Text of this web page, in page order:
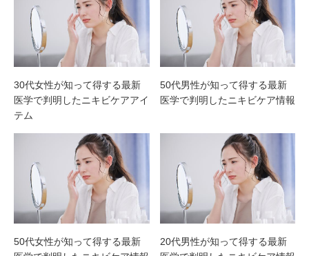
30代女性が知って得する最新
医学で判明したニキビケアアイ
テム
50代男性が知って得する最新
医学で判明したニキビケア情報
50代女性が知って得する最新
20代男性が知って得する最新